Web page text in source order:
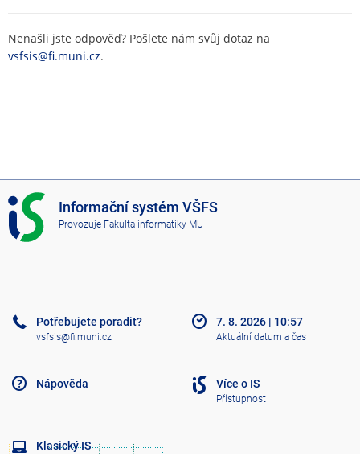
Nenašli jste odpověď? Pošlete nám svůj dotaz na
vsfsis@fi.muni.cz.
I
S
V
Informační systém VŠFS
Provozuje Fakulta informatiky MU
Potřebujete poradit?
vsfsis@fi.muni.cz
Nápověda
Klasický IS
7. 8. 2026 | 10:57
Aktuální datum a čas
Více o IS
Přístupnost